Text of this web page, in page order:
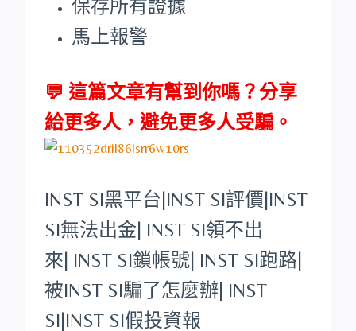
保存所有證據
馬上報警
💬 這篇文章有幫到你嗎？分享
給更多人，避免更多人受騙。
INST SI黑平台|INST SI評價|INST
SI無法出金| INST SI領不出
來| INST SI鎖帳號| INST SI跑路|
被INST SI騙了怎麼辦| INST
SI|INST SI假投資報